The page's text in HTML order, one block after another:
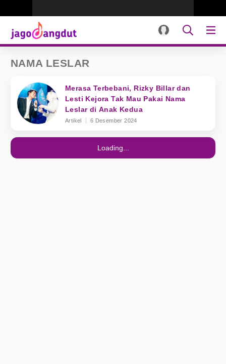
NAMA LESLAR
Merasa Terbebani, Rizky Billar dan
Lesti Kejora Tak Mau Pakai Nama
Leslar di Anak Kedua
Artikel 6 Desember 2024
Loading...